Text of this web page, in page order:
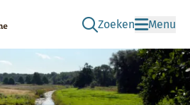
Zoeken
Ga naar de zoek
Menu